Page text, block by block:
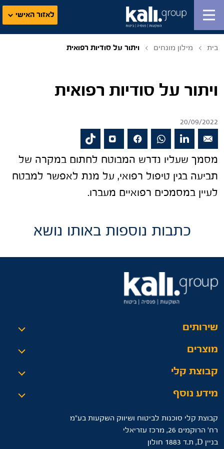
לאזור האישי
בית מילון מונחים ויתור על סודיות רפואית
ויתור על סודיות רפואית
20/09/2022
מסמך שעליו נדרש המבוטח לחתום במקרה של
תביעה בגין טיפול רפואי, על מנת לאפשר למבטח
לעיין במסמכים רפואיים מעברו.
כתבות נוספות באותו נושא
שירותים
מוצרים
קבוצת קלי
מידע נוסף
קבוצת קלי סוכנות לביטוח ושיווק השקעות בע"מ
רח’ הרוקמים 26, מרכז עזריאלי
בניין D, ת.ד 1883 חולון